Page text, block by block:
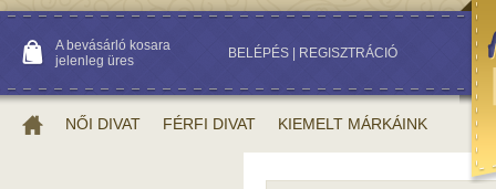
A bevásárló kosara
jelenleg üres
BELÉPÉS REGISZTRÁCIÓ
NŐI DIVAT FÉRFI DIVAT KIEMELT MÁRKÁINK